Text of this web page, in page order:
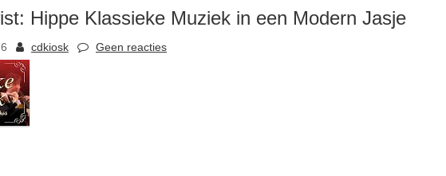
Hippe Klassieke Muziek in een Modern Jasje
cdkiosk Geen reacties